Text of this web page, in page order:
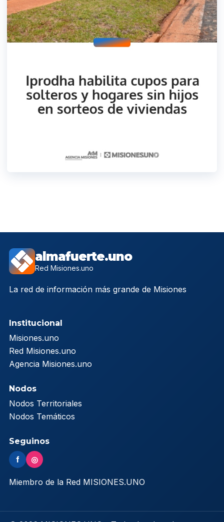
almafuerte.uno
Red Misiones.uno
La red de información más grande de Misiones
Institucional
Misiones.uno
Red Misiones.uno
Agencia Misiones.uno
Nodos
Nodos Territoriales
Nodos Temáticos
Seguinos
f ◎
Miembro de la Red MISIONES.UNO